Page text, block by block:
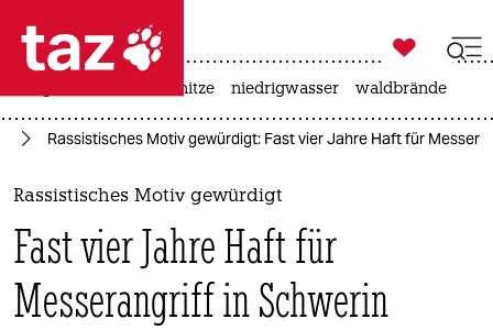
 taz zahl ich
taz zahl ich
themen
politik
öko

taz zahl ich
hitze niedrigwasser waldbrände
Rassistisches Motiv gewürdigt: Fast vier Jahre Haft für
Rassistisches Motiv gewürdigt
Fast vier Jahre Haft für
Messerangriff in Schwerin